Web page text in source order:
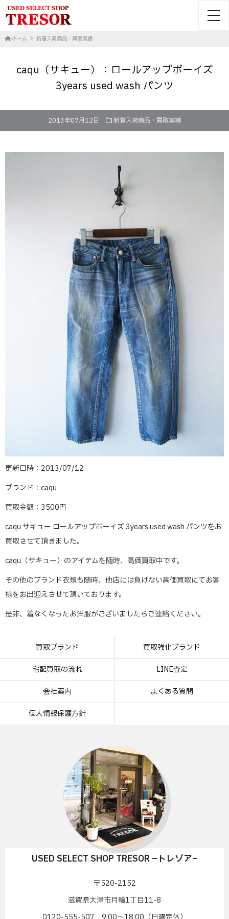
ホーム 新着入荷商品・買取実績
caqu（サキュー）：ロールアップボーイズ
3years used wash パンツ
2013年07月12日 新着入荷商品・買取実績
更新日時：2013/07/12
ブランド：caqu
買取金額：3500円
caqu サキュー ロールアップボーイズ 3years used wash パンツをお
買取させて頂きました。
caqu（サキュー）のアイテムを随時、高価買取中です。
その他のブランド衣類も随時、他店には負けない高価買取にてお客
様をお出迎えさせて頂いております。
是非、着なくなったお洋服がございましたらご連絡ください。
買取ブランド 買取強化ブランド
宅配買取の流れ LINE査定
会社案内 よくある質問
個人情報保護方針
USED SELECT SHOP TRESOR –トレゾア–
〒520-2152
滋賀県大津市月輪1丁目11-8